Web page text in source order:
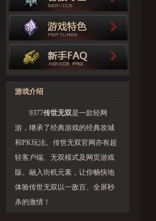
游戏介绍
9377传世无双是一款轻网
游，继承了经典游戏的经典攻城
和PK玩法。传世无双官网亦有超
轻客户端、无双模式及网页游戏
版。融入街机元素，让你畅快地
体验传世无双以一敌百、全屏秒
杀的激情！